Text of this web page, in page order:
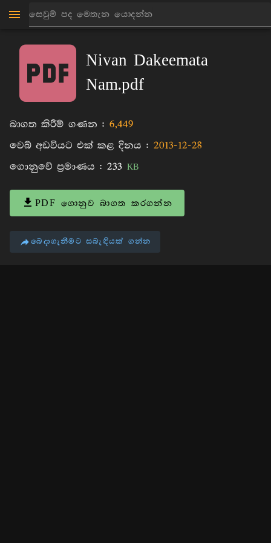
Nivan Dakeemata
Nam.pdf
බාගත කිරීම් ගණන : 6,449
වෙබ් අඩවියට එක් කළ දිනය : 2013-12-28
ගොනුවේ ප්‍රමාණය : 233 KB
PDF ගොනුව බාගත කරගන්න
බෙදාගැනීමට සබැඳියක් ගන්න